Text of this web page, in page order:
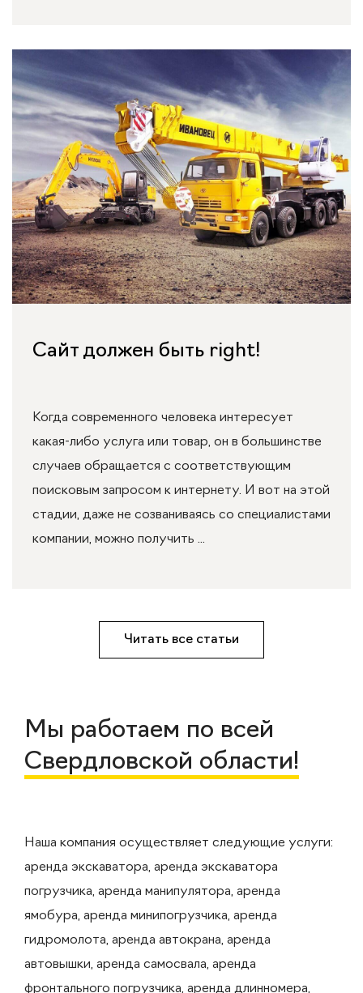
Сайт должен быть right!
Когда современного человека интересует
какая-либо услуга или товар, он в большинстве
случаев обращается с соответствующим
поисковым запросом к интернету. И вот на этой
стадии, даже не созваниваясь со специалистами
компании, можно получить ...
Читать все статьи
Мы работаем по всей
Свердловской области!
Наша компания осуществляет следующие услуги:
аренда экскаватора, аренда экскаватора
погрузчика, аренда манипулятора, аренда
ямобура, аренда минипогрузчика, аренда
гидромолота, аренда автокрана, аренда
автовышки, аренда самосвала, аренда
фронтального погрузчика, аренда длинномера,